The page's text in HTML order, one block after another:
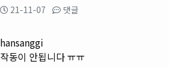
21-11-07 댓글
hansanggi
작동이 안됩니다 ㅠㅠ